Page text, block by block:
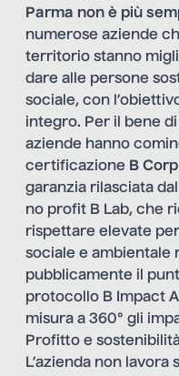
Parma non è più
numerose aziende
territorio stanno
dare alle persone
sociale, con
integro. Per il bene
aziende hanno
certificazione B Corp
garanzia rilasciata
no profit B Lab, che
rispettare elevate
sociale e ambientale
pubblicamente il
protocollo B Impact
misura a 360° gli
Profitto e
L’azienda non